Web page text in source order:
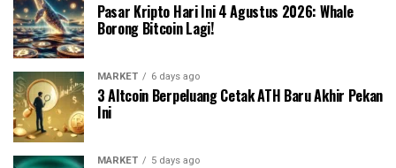
Pasar Kripto Hari Ini 4 Agustus 2026: Whale
Borong Bitcoin Lagi!
MARKET 6 days ago
3 Altcoin Berpeluang Cetak ATH Baru Akhir Pekan
Ini
MARKET 5 days ago